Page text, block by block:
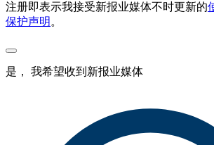
注册即表示我接受新报业媒体不时更新的
保护声明 。
是， 我希望收到新报业媒体